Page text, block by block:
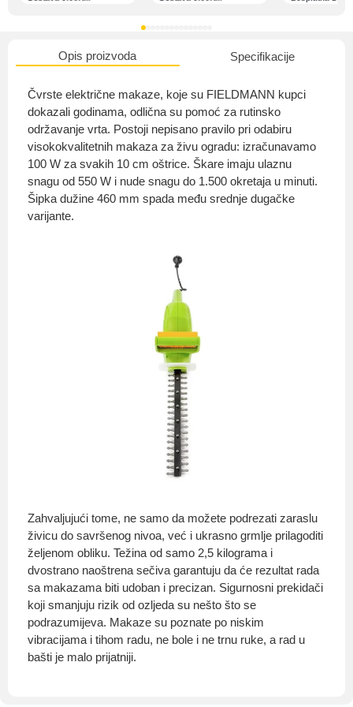
Opis proizvoda Specifikacije
Čvrste električne makaze, koje su FIELDMANN kupci
dokazali godinama, odlična su pomoć za rutinsko
održavanje vrta. Postoji nepisano pravilo pri odabiru
visokokvalitetnih makaza za živu ogradu: izračunavamo
100 W za svakih 10 cm oštrice. Škare imaju ulaznu
snagu od 550 W i nude snagu do 1.500 okretaja u minuti.
Šipka dužine 460 mm spada među srednje dugačke
varijante.
Zahvaljujući tome, ne samo da možete podrezati zaraslu
živicu do savršenog nivoa, već i ukrasno grmlje prilagoditi
željenom obliku. Težina od samo 2,5 kilograma i
dvostrano naoštrena sečiva garantuju da će rezultat rada
sa makazama biti udoban i precizan. Sigurnosni prekidači
koji smanjuju rizik od ozljeda su nešto što se
podrazumijeva. Makaze su poznate po niskim
vibracijama i tihom radu, ne bole i ne trnu ruke, a rad u
bašti je malo prijatniji.
O nama
Privatnost kupca